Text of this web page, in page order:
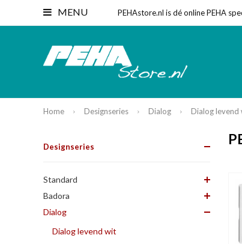
MENU PEHAstore.nl is dé online PEHA
Home Designseries Dialog Dialog levend
Designseries
Standard
Badora
Dialog
Dialog levend wit